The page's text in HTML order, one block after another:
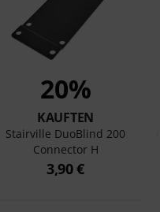
20%
KAUFTEN
Stairville DuoBlind 200
Connector H
3,90 €